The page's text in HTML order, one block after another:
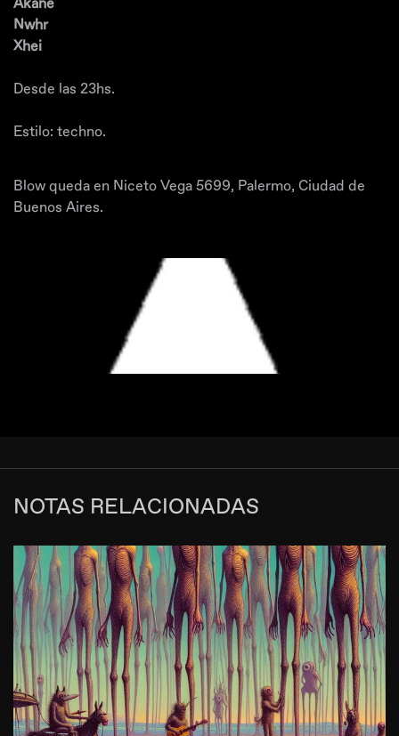
Akane
Nwhr
Xhei
Desde las 23hs.
Estilo: techno.
Blow queda en Niceto Vega 5699, Palermo, Ciudad de
Buenos Aires.
NOTAS RELACIONADAS